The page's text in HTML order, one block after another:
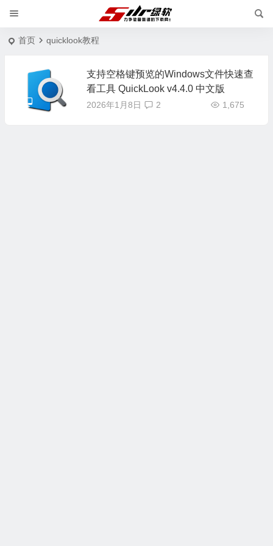
首页 quicklook教程
支持空格键预览的Windows文件快速查
看工具 QuickLook v4.4.0 中文版
2026年1月8日 1,675
2